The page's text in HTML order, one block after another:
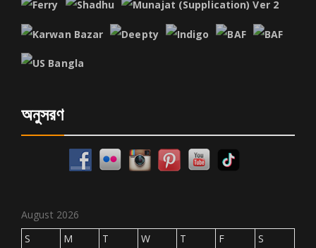
অনুসরণ
August 2026
S
M T W T F S